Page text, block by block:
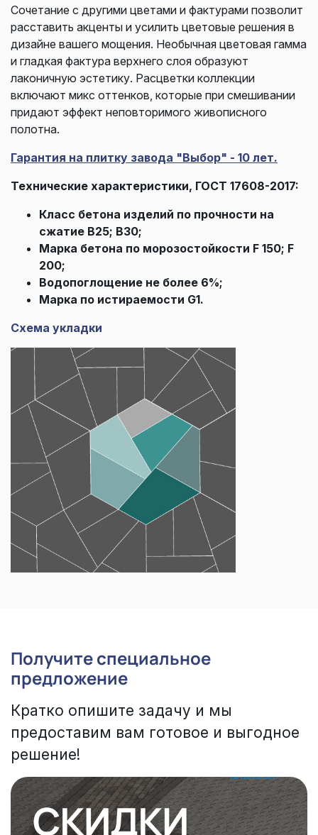
Сочетание с другими цветами и фактурами позволит
расставить акценты и усилить цветовые решения в
дизайне вашего мощения. Необычная цветовая гамма
и гладкая фактура верхнего слоя образуют
лаконичную эстетику. Расцветки коллекции
включают микс оттенков, которые при смешивании
придают эффект неповторимого живописного
полотна.
Гарантия на плитку завода "Выбор" - 10 лет.
Технические характеристики, ГОСТ 17608-2017:
Класс бетона изделий по прочности на
сжатие В25; В30;
Марка бетона по морозостойкости F 150; F
200;
Водопоглощение не более 6%;
Марка по истираемости G1.
Схема укладки
Получите специальное
предложение
Кратко опишите задачу и мы
предоставим вам готовое и выгодное
решение!